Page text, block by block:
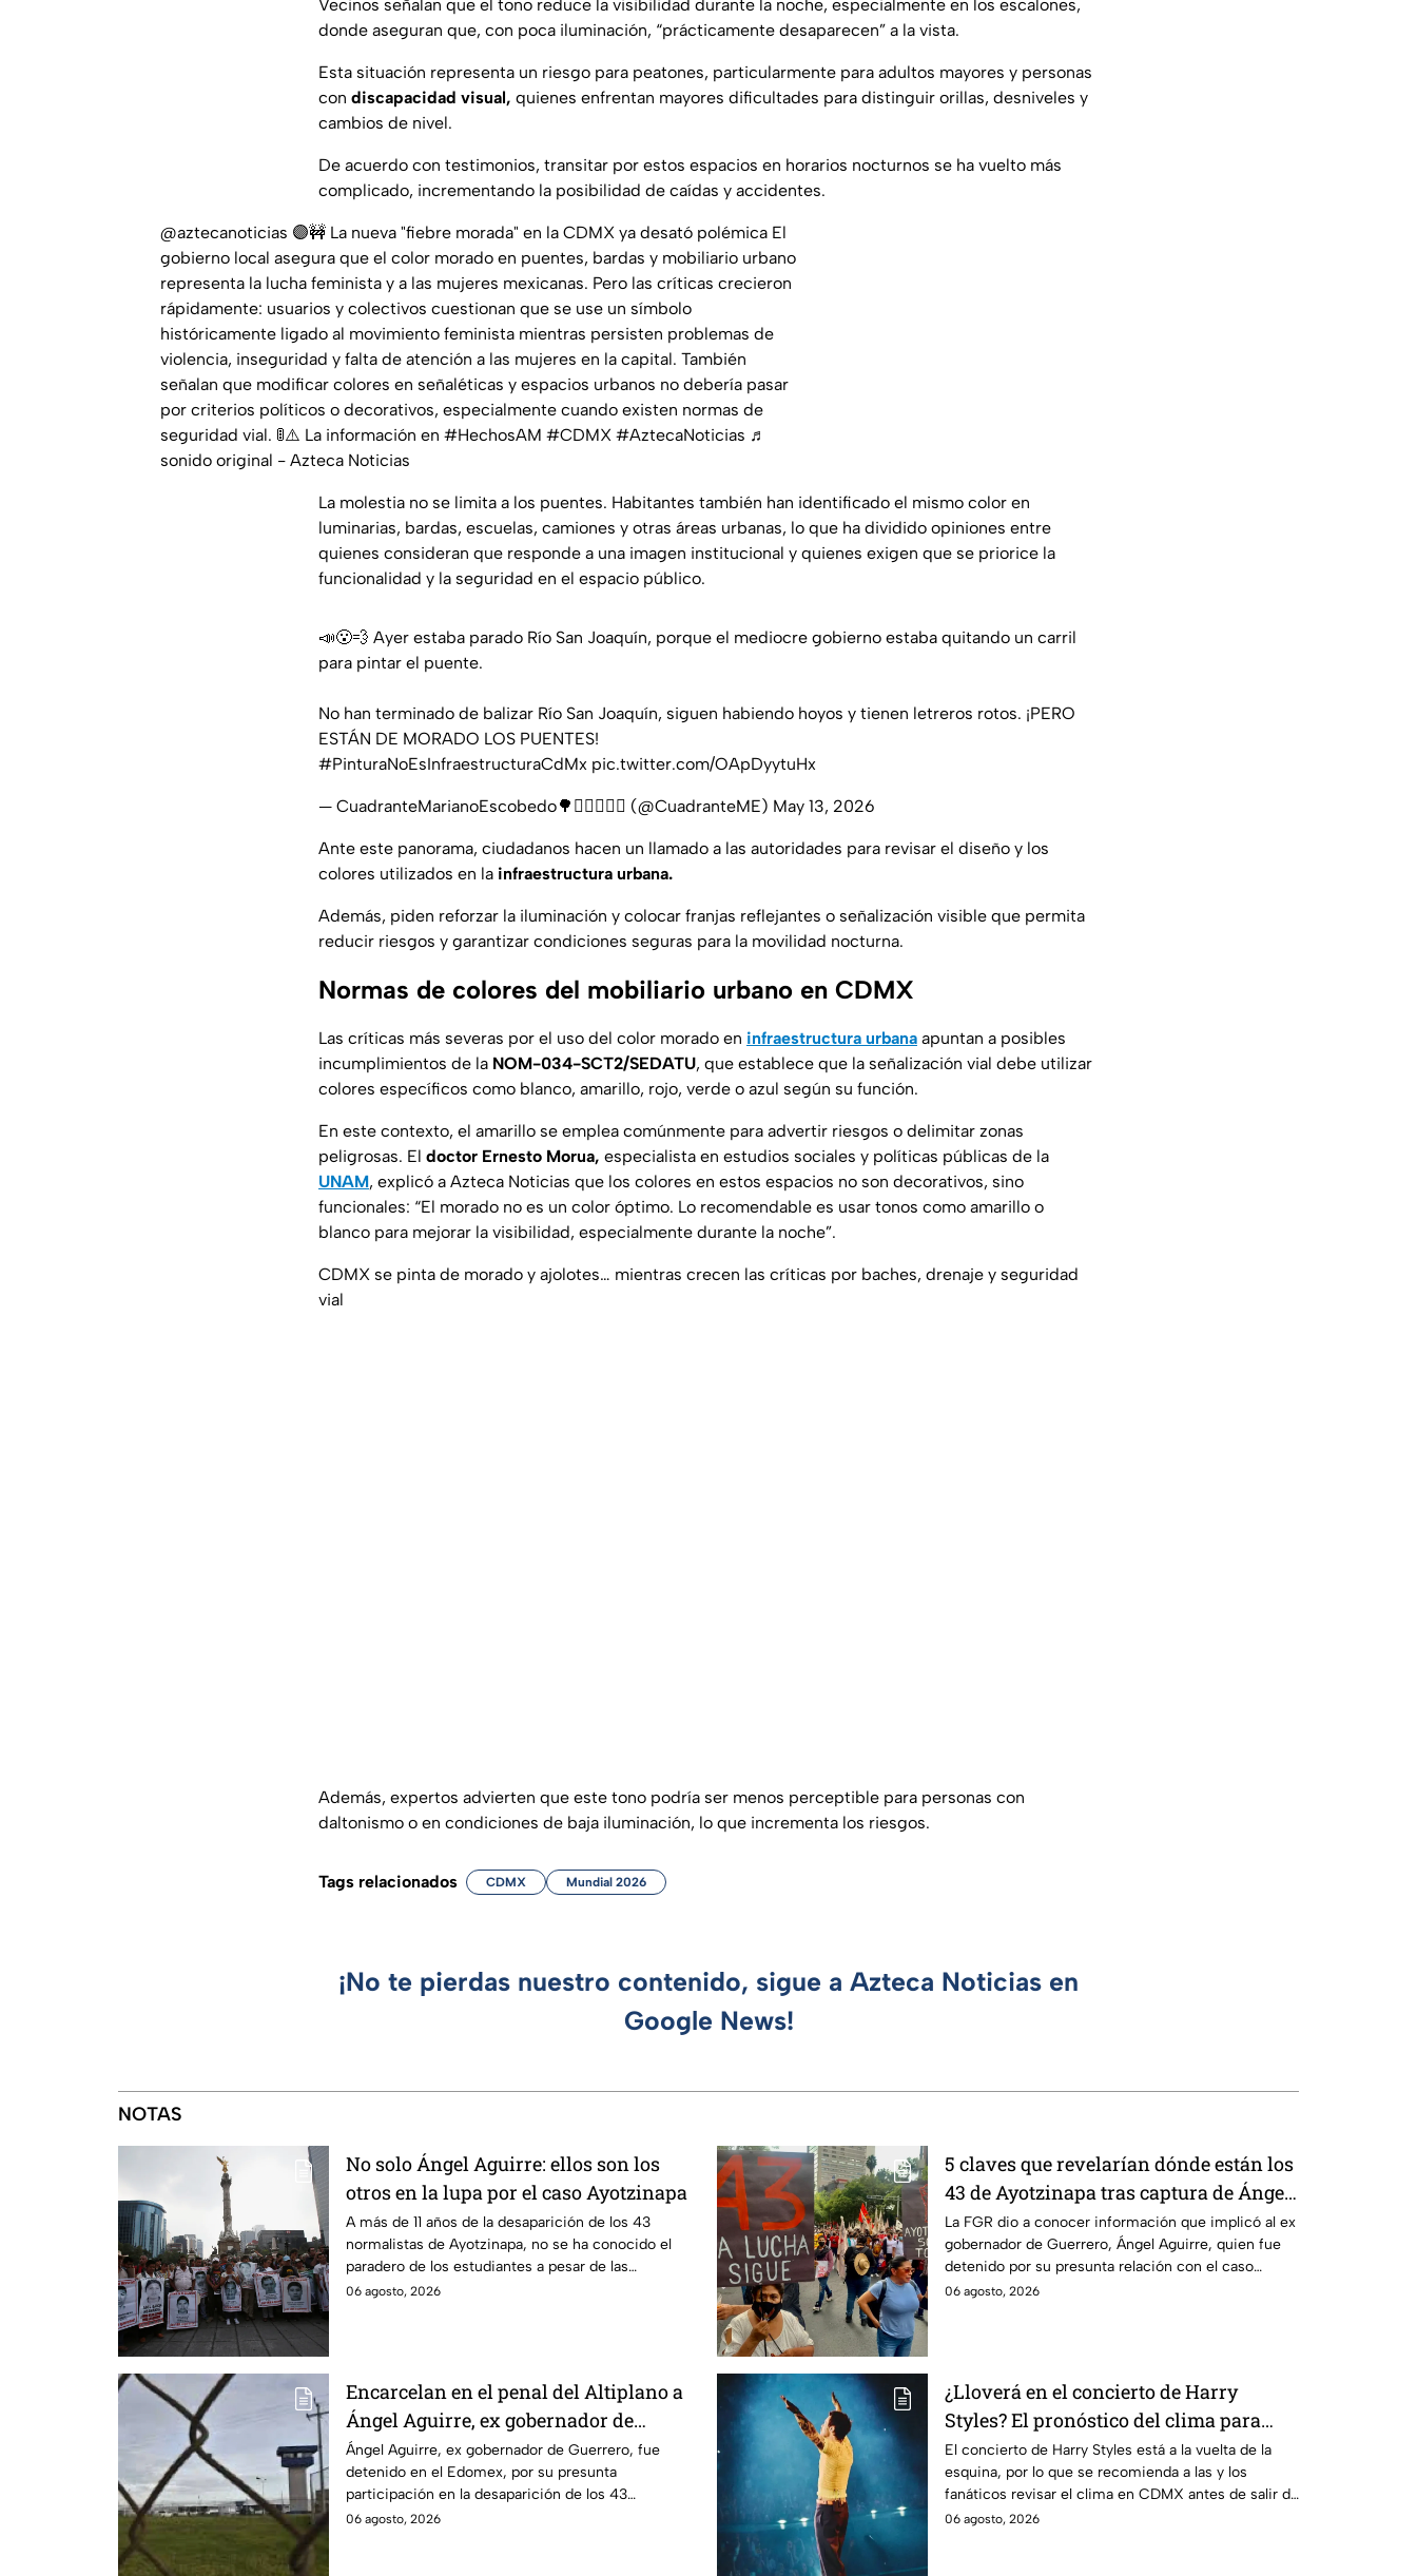
Vecinos señalan que el tono reduce la visibilidad durante la noche, especialmente en los escalones,
donde aseguran que, con poca iluminación, “prácticamente desaparecen” a la vista.
Esta situación representa un riesgo para peatones, particularmente para adultos mayores y personas
con discapacidad visual, quienes enfrentan mayores dificultades para distinguir orillas, desniveles y
cambios de nivel.
De acuerdo con testimonios, transitar por estos espacios en horarios nocturnos se ha vuelto más
complicado, incrementando la posibilidad de caídas y accidentes.
@aztecanoticias 🟣🚧 La nueva "fiebre morada" en la CDMX ya desató polémica El
gobierno local asegura que el color morado en puentes, bardas y mobiliario urbano
representa la lucha feminista y a las mujeres mexicanas. Pero las críticas crecieron
rápidamente: usuarios y colectivos cuestionan que se use un símbolo
históricamente ligado al movimiento feminista mientras persisten problemas de
violencia, inseguridad y falta de atención a las mujeres en la capital. También
señalan que modificar colores en señaléticas y espacios urbanos no debería pasar
por criterios políticos o decorativos, especialmente cuando existen normas de
seguridad vial. 🚦⚠️ La información en #HechosAM #CDMX #AztecaNoticias ♬
sonido original - Azteca Noticias
La molestia no se limita a los puentes. Habitantes también han identificado el mismo color en
luminarias, bardas, escuelas, camiones y otras áreas urbanas, lo que ha dividido opiniones entre
quienes consideran que responde a una imagen institucional y quienes exigen que se priorice la
funcionalidad y la seguridad en el espacio público.
📣😮‍💨 Ayer estaba parado Río San Joaquín, porque el mediocre gobierno estaba quitando un carril
para pintar el puente.
No han terminado de balizar Río San Joaquín, siguen habiendo hoyos y tienen letreros rotos. ¡PERO
ESTÁN DE MORADO LOS PUENTES!
#PinturaNoEsInfraestructuraCdMx pic.twitter.com/OApDyytuHx
— CuadranteMarianoEscobedo🌳🚴‍♀️🚶🏻‍♂️ (@CuadranteME) May 13, 2026
Ante este panorama, ciudadanos hacen un llamado a las autoridades para revisar el diseño y los
colores utilizados en la infraestructura urbana.
Además, piden reforzar la iluminación y colocar franjas reflejantes o señalización visible que permita
reducir riesgos y garantizar condiciones seguras para la movilidad nocturna.
Normas de colores del mobiliario urbano en CDMX
Las críticas más severas por el uso del color morado en infraestructura urbana apuntan a posibles
incumplimientos de la NOM-034-SCT2/SEDATU, que establece que la señalización vial debe utilizar
colores específicos como blanco, amarillo, rojo, verde o azul según su función.
En este contexto, el amarillo se emplea comúnmente para advertir riesgos o delimitar zonas
peligrosas. El doctor Ernesto Morua, especialista en estudios sociales y políticas públicas de la
UNAM, explicó a Azteca Noticias que los colores en estos espacios no son decorativos, sino
funcionales: “El morado no es un color óptimo. Lo recomendable es usar tonos como amarillo o
blanco para mejorar la visibilidad, especialmente durante la noche”.
CDMX se pinta de morado y ajolotes… mientras crecen las críticas por baches, drenaje y seguridad
vial
Además, expertos advierten que este tono podría ser menos perceptible para personas con
daltonismo o en condiciones de baja iluminación, lo que incrementa los riesgos.
Tags relacionados CDMX Mundial 2026
¡No te pierdas nuestro contenido, sigue a Azteca Noticias en
Google News!
NOTAS
No solo Ángel Aguirre: ellos son los
otros en la lupa por el caso Ayotzinapa
A más de 11 años de la desaparición de los 43
normalistas de Ayotzinapa, no se ha conocido el
paradero de los estudiantes a pesar de las
detenciones por el caso.
06 agosto, 2026
5 claves que revelarían dónde están los
43 de Ayotzinapa tras captura de Ángel
Aguirre, ex gobernador de Guerrero
La FGR dio a conocer información que implicó al ex
gobernador de Guerrero, Ángel Aguirre, quien fue
detenido por su presunta relación con el caso
Ayotzinapa.
06 agosto, 2026
Encarcelan en el penal del Altiplano a
Ángel Aguirre, ex gobernador de
Guerrero por caso Ayotzinapa
Ángel Aguirre, ex gobernador de Guerrero, fue
detenido en el Edomex, por su presunta
participación en la desaparición de los 43
normalistas de Ayotzinapa.
06 agosto, 2026
¿Lloverá en el concierto de Harry
Styles? El pronóstico del clima para
este viernes en CDMX
El concierto de Harry Styles está a la vuelta de la
esquina, por lo que se recomienda a las y los
fanáticos revisar el clima en CDMX antes de salir de
casa.
06 agosto, 2026